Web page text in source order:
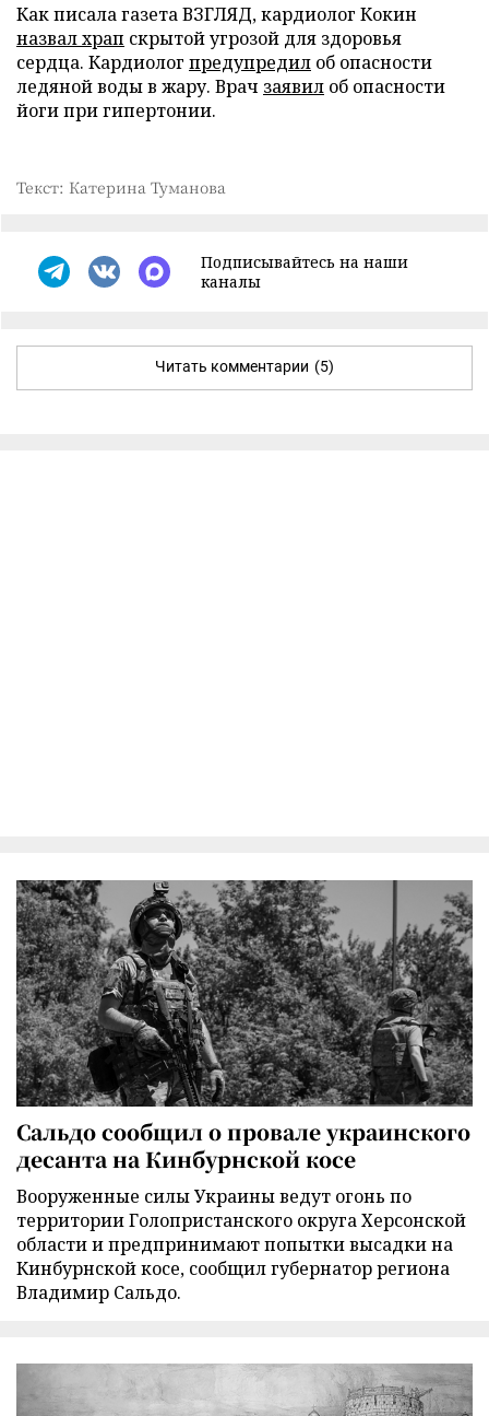
Как писала газета ВЗГЛЯД, кардиолог Кокин
назвал храп скрытой угрозой для здоровья
сердца. Кардиолог предупредил об опасности
ледяной воды в жару. Врач заявил об опасности
йоги при гипертонии.
Текст: Катерина Туманова
Подписывайтесь на наши
каналы
Читать комментарии (5)
Сальдо сообщил о провале украинского
десанта на Кинбурнской косе
Вооруженные силы Украины ведут огонь по
территории Голопристанского округа Херсонской
области и предпринимают попытки высадки на
Кинбурнской косе, сообщил губернатор региона
Владимир Сальдо.